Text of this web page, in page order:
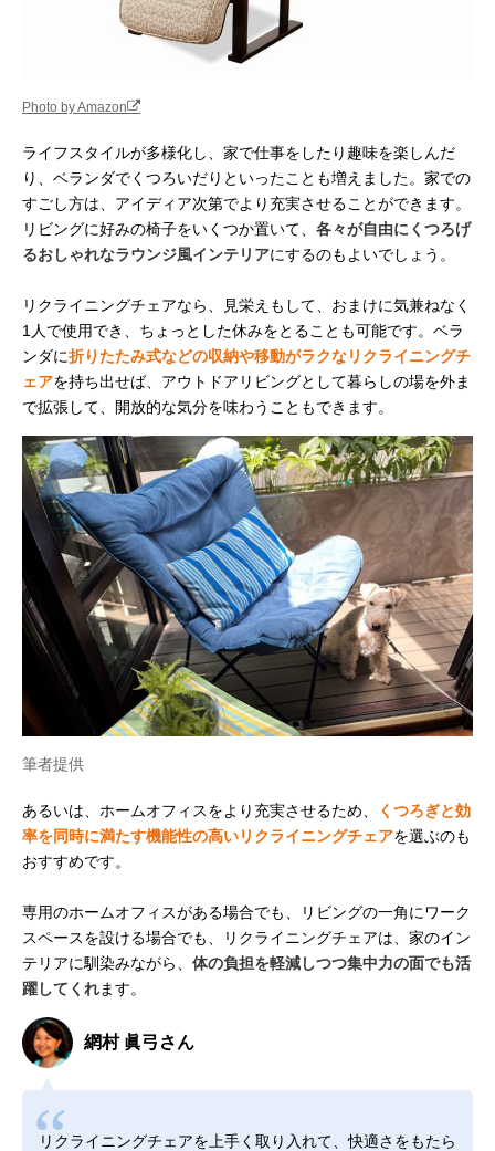
Photo by Amazon
ライフスタイルが多様化し、家で仕事をしたり趣味を楽しんだ
り、ベランダでくつろいだりといったことも増えました。家での
すごし方は、アイディア次第でより充実させることができます。
リビングに好みの椅子をいくつか置いて、 各々が自由にくつろげ
るおしゃれなラウンジ風インテリアにするのもよいでしょう。
リクライニングチェアなら、見栄えもして、おまけに気兼ねなく
1人で使用でき、ちょっとした休みをとることも可能です。ベラ
ンダに折りたたみ式などの収納や移動がラクなリクライニングチ
ェアを持ち出せば、アウトドアリビングとして暮らしの場を外ま
で拡張して、開放的な気分を味わうこともできます。
筆者提供
あるいは、ホームオフィスをより充実させるため、
くつろぎと効
率を同時に満たす機能性の高いリクライニングチェアを選ぶのも
おすすめです。
専用のホームオフィスがある場合でも、リビングの一角にワーク
スペースを設ける場合でも、リクライニングチェアは、家のイン
テリアに馴染みながら、 体の負担を軽減しつつ集中力の面でも活
躍してくれます。
網村 眞弓さん
リクライニングチェアを上手く取り入れて、快適さをもたら